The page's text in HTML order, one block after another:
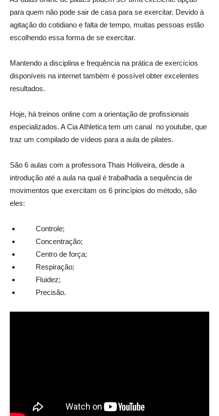
para quem não pode sair de casa para se exercitar. Devido à
agitação do cotidiano e falta de tempo, muitas pessoas estão
escolhendo essa forma de se exercitar.
Mantendo a disciplina e frequência na prática de exercícios
disponíveis na internet também é possível obter excelentes
resultados.
Hoje, há treinos online com a orientação de profissionais
especializados. A Cia Athletica tem um canal no youtube, que
traz um compilado de vídeos para a aula de pilates.
São 6 aulas com a professora Thais Holiveira, desde a
introdução até a aula na qual é trabalhada a sequência de
movimentos que exercitam os 6 princípios do método, são
eles:
Controle;
Concentração;
Centro de força;
Respiração;
Fluidez;
Precisão.